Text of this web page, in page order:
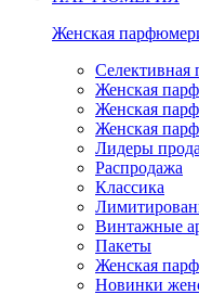
Женская
Женская
Женская
Женская
Лидеры
Распродажа
Классика
Винтажные
Пакеты
Женская
Новинки